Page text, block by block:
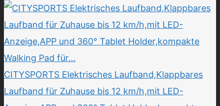
CITYSPORTS Elektrisches Laufband,Klappbares
Laufband für Zuhause bis 12 km/h,mit LED-